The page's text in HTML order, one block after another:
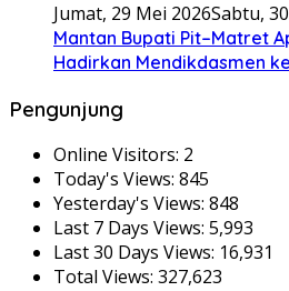
Jumat, 29 Mei 2026Sabtu,
Mantan Bupati Pit–Matret
Hadirkan Mendikdasmen
Pengunjung
Online Visitors: 2
Today's Views: 845
Yesterday's Views: 848
Last 7 Days Views: 5,993
Last 30 Days Views: 16,931
Total Views: 327,623